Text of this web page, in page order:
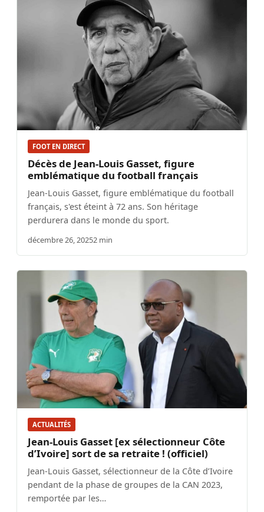
FOOT EN DIRECT
Décès de Jean-Louis Gasset, figure
emblématique du football français
Jean-Louis Gasset, figure emblématique du football
français, s'est éteint à 72 ans. Son héritage
perdurera dans le monde du sport.
décembre 26, 20252 min
ACTUALITÉS
Jean-Louis Gasset [ex sélectionneur Côte
d’Ivoire] sort de sa retraite ! (officiel)
Jean-Louis Gasset, sélectionneur de la Côte d’Ivoire
pendant de la phase de groupes de la CAN 2023,
remportée par les…